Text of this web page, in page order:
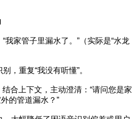
家管子里漏水了。”（实际是“水龙
，重复“我没有听懂”。
合上下文，主动澄清：“请问您是家
的管道漏水？”